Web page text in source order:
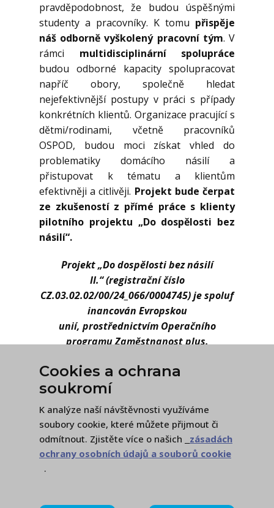
pravděpodobnost, že budou úspěšnými
studenty a pracovníky. K tomu přispěje
náš odborně vyškolený pracovní tým. V
rámci multidisciplinární spolupráce
budou odborné kapacity spolupracovat
napříč obory, společně hledat
nejefektivnější postupy v práci s případy
konkrétních klientů. Organizace pracující s
dětmi/rodinami, včetně pracovníků
OSPOD, budou moci získat vhled do
problematiky domácího násilí a
přistupovat k tématu a klientům
efektivněji a citlivěji. Projekt bude čerpat
ze zkušeností z přímé práce s klienty
pilotního projektu „Do dospělosti bez
násilí“.
Projekt „Do dospělosti bez násilí
II.“ (registrační číslo
CZ.03.02.02/00/24_066/0004745) je spoluf
inancován Evropskou
unií, prostřednictvím Operačního
programu Zaměstnanost plus.
Cookies a ochrana
soukromí
K analýze naší návštěvnosti využíváme
soubory cookie, které můžete přijmout či
odmítnout. Zjistěte více o našich
zásadách
ochrany osobních údajů a souborů cookie
.